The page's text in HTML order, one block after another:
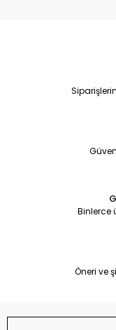
Binlerce
Öneri ve